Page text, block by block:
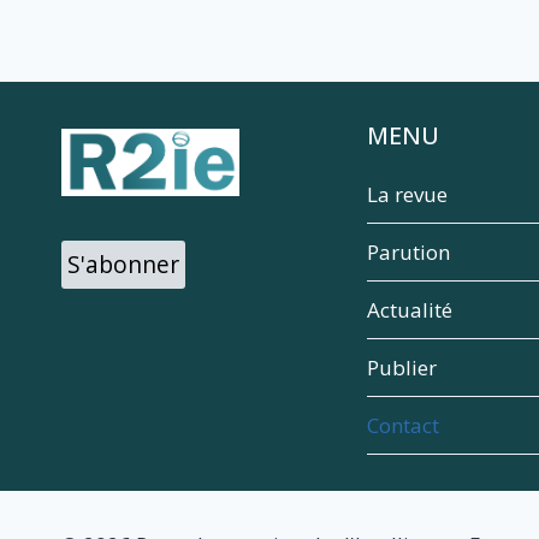
S'abonner
MENU
La revue
Parution
Actualité
Publier
Contact